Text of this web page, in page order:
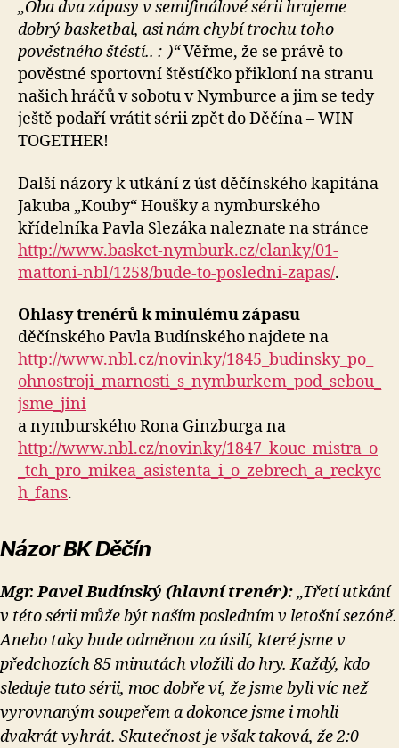
„Oba dva zápasy v semifinálové sérii hrajeme
dobrý basketbal, asi nám chybí trochu toho
pověstného štěstí.. :-)“Věřme, že se právě to
pověstné sportovní štěstíčko přikloní na stranu
našich hráčů v sobotu v Nymburce a jim se tedy
ještě podaří vrátit sérii zpět do Děčína – WIN
TOGETHER!
Další názory k utkání z úst děčínského kapitána
Jakuba „Kouby“ Houšky a nymburského
křídelníka Pavla Slezáka naleznate na stránce
http://www.basket-nymburk.cz/clanky/01-
mattoni-nbl/1258/bude-to-posledni-zapas/.
Ohlasy trenérů k minulému zápasu–
děčínského Pavla Budínského najdete na
http://www.nbl.cz/novinky/1845_budinsky_po_
ohnostroji_marnosti_s_nymburkem_pod_sebou_
jsme_jini
a nymburského Rona Ginzburga na
http://www.nbl.cz/novinky/1847_kouc_mistra_o
_tch_pro_mikea_asistenta_i_o_zebrech_a_reckyc
h_fans.
Názor BK Děčín
Mgr. Pavel Budínský (hlavní trenér):„Třetí utkání
v této sérii může být naším posledním v letošní sezóně.
Anebo taky bude odměnou za úsilí, které jsme v
předchozích 85 minutách vložili do hry. Každý, kdo
sleduje tuto sérii, moc dobře ví, že jsme byli víc než
vyrovnaným soupeřem a dokonce jsme i mohli
dvakrát vyhrát. Skutečnost je však taková, že 2:0